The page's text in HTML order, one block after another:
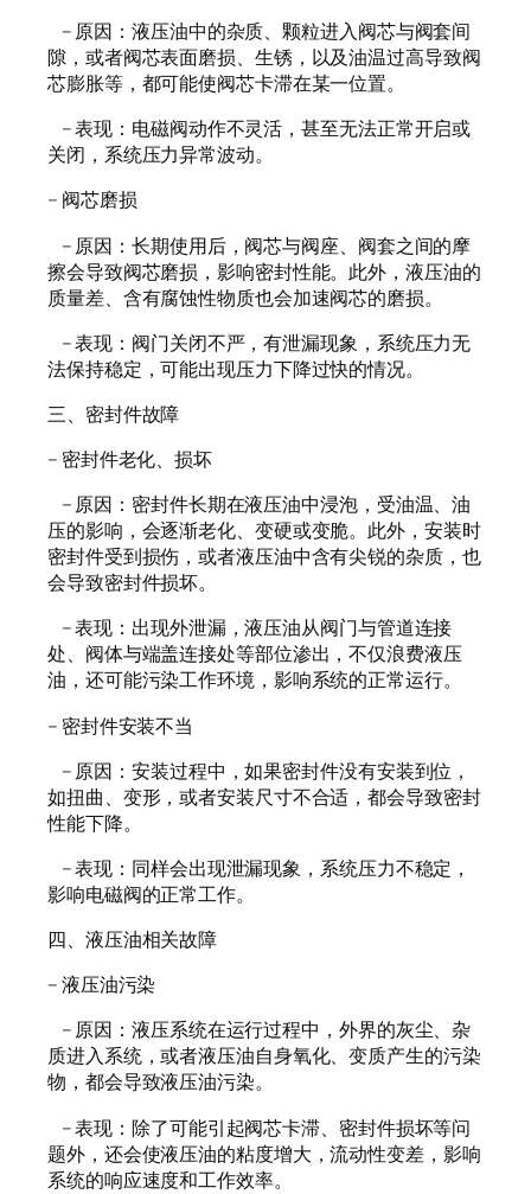
– 原因：液压油中的杂质、颗粒进入阀芯与阀套间
隙，或者阀芯表面磨损、生锈，以及油温过高导致阀
芯膨胀等，都可能使阀芯卡滞在某一位置。
– 表现：电磁阀动作不灵活，甚至无法正常开启或
关闭，系统压力异常波动。
– 阀芯磨损
– 原因：长期使用后，阀芯与阀座、阀套之间的摩
擦会导致阀芯磨损，影响密封性能。此外，液压油的
质量差、含有腐蚀性物质也会加速阀芯的磨损。
– 表现：阀门关闭不严，有泄漏现象，系统压力无
法保持稳定，可能出现压力下降过快的情况。
三、密封件故障
– 密封件老化、损坏
– 原因：密封件长期在液压油中浸泡，受油温、油
压的影响，会逐渐老化、变硬或变脆。此外，安装时
密封件受到损伤，或者液压油中含有尖锐的杂质，也
会导致密封件损坏。
– 表现：出现外泄漏，液压油从阀门与管道连接
处、阀体与端盖连接处等部位渗出，不仅浪费液压
油，还可能污染工作环境，影响系统的正常运行。
– 密封件安装不当
– 原因：安装过程中，如果密封件没有安装到位，
如扭曲、变形，或者安装尺寸不合适，都会导致密封
性能下降。
– 表现：同样会出现泄漏现象，系统压力不稳定，
影响电磁阀的正常工作。
四、液压油相关故障
– 液压油污染
– 原因：液压系统在运行过程中，外界的灰尘、杂
质进入系统，或者液压油自身氧化、变质产生的污染
物，都会导致液压油污染。
– 表现：除了可能引起阀芯卡滞、密封件损坏等问
题外，还会使液压油的粘度增大，流动性变差，影响
系统的响应速度和工作效率。